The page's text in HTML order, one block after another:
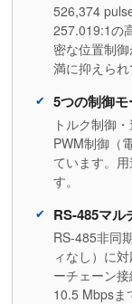
526,374
257.019:1の
密な位置制
満に抑えられ
5つの制御
トルク制御
PWM制御（
ています。
す。
RS-485マル
RS-485非同
ィなし）に
ーチェーン
10.5 Mbpsま